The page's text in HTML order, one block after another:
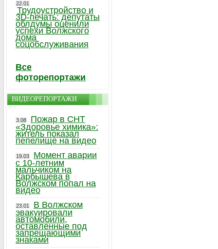
22.01
Трудоустройство и
3D-печать: депутаты
облдумы оценили
успехи Волжского
дома
соцобслуживания
Все
фоторепортажи
ВИДЕОРЕПОРТАЖИ
3.08
Пожар в СНТ
«Здоровье химика»:
житель показал
пепелище на видео
19.03
Момент аварии
с 10-летним
мальчиком на
Карбышева в
Волжском попал на
видео
23.01
В Волжском
эвакуировали
автомобили,
оставленные под
запрещающими
знаками